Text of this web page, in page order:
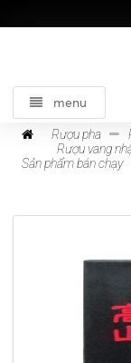
menu
Rượu pha
Rượu vang
Sản phẩm bán chạy